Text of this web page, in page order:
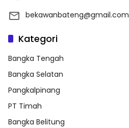
bekawanbateng@gmail.com
Kategori
Bangka Tengah
Bangka Selatan
Pangkalpinang
PT Timah
Bangka Belitung